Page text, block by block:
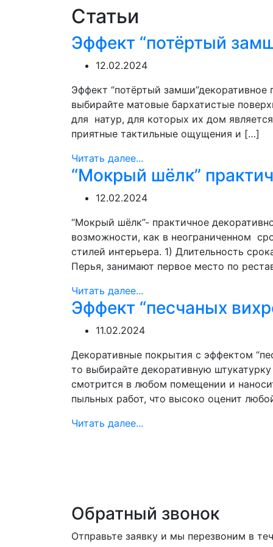
Статьи
Эффект “потёртый
12.02.2024
Эффект “потёртый
выбирайте матовые бархатистые
для натур, для которых их дом
приятные тактильные ощущения и […]
Читать далее...
“Мокрый шёлк”
12.02.2024
“Мокрый шёлк”- практичное
возможности, как в неограниченном
стилей интерьера. 1) Длительность
Перья, занимают первое место по
Читать далее...
Эффект “песчаных
11.02.2024
Декоративные покрытия с эффектом
то выбирайте декоративную
смотрится в любом помещении и
пыльных работ, что высоко оценит
Читать далее...
Обратный звонок
Отправьте заявку и мы перезвоним в